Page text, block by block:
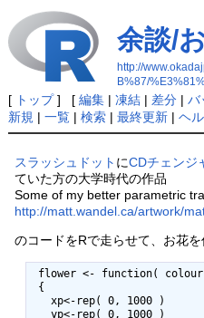
余談/
http://
B%87/
[ トップ] [ 編集| 凍結| 差分| バ
新規 | 一覧| 検索| 最終更新| ヘ
スラッシュドット にCDチェンジ
ていた方の大学時代の作品
Some of my better parametric
http://matt.wandel.ca/artwork/
のコードをRで走らせて、お花を